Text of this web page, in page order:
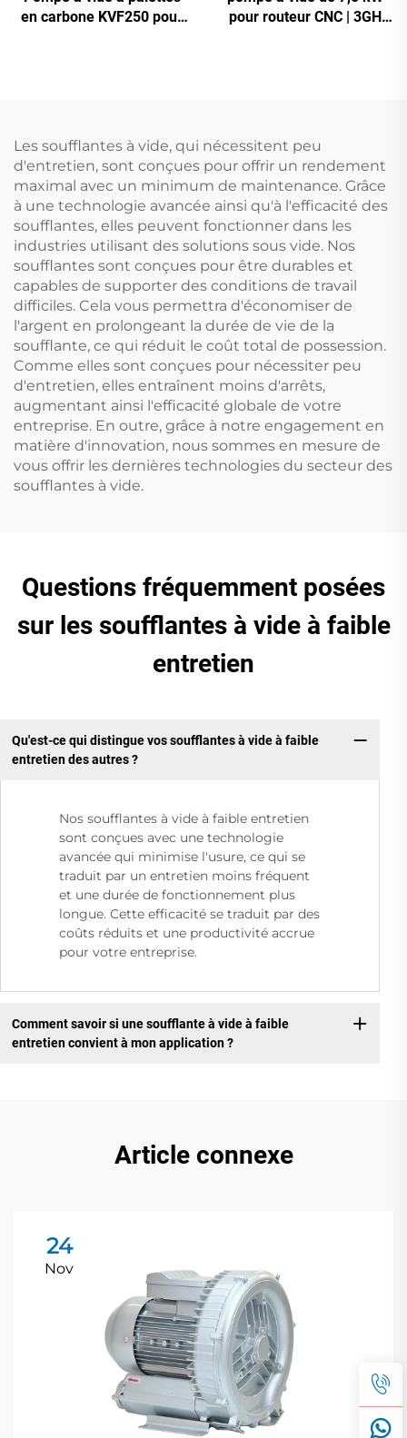
en carbone KVF250 pour
pour routeur CNC | 3GH
Les soufflantes à vide, qui nécessitent peu
d'entretien, sont conçues pour offrir un rendement
maximal avec un minimum de maintenance. Grâce
à une technologie avancée ainsi qu'à l'efficacité des
soufflantes, elles peuvent fonctionner dans les
industries utilisant des solutions sous vide. Nos
soufflantes sont conçues pour être durables et
capables de supporter des conditions de travail
difficiles. Cela vous permettra d'économiser de
l'argent en prolongeant la durée de vie de la
soufflante, ce qui réduit le coût total de possession.
Comme elles sont conçues pour nécessiter peu
d'entretien, elles entraînent moins d'arrêts,
augmentant ainsi l'efficacité globale de votre
entreprise. En outre, grâce à notre engagement en
matière d'innovation, nous sommes en mesure de
vous offrir les dernières technologies du secteur des
soufflantes à vide.
Questions fréquemment posées
sur les soufflantes à vide à faible
entretien
Qu'est-ce qui distingue vos soufflantes à vide à faible
entretien des autres ?
Nos soufflantes à vide à faible entretien
sont conçues avec une technologie
avancée qui minimise l'usure, ce qui se
traduit par un entretien moins fréquent
et une durée de fonctionnement plus
longue. Cette efficacité se traduit par des
coûts réduits et une productivité accrue
pour votre entreprise.
Comment savoir si une soufflante à vide à faible
entretien convient à mon application ?
Article connexe
24
Nov